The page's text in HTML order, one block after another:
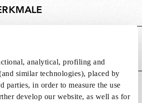
analytical, profiling and
similar technologies), placed by
parties, in order to measure the use
develop our website, as well as for
e
UND